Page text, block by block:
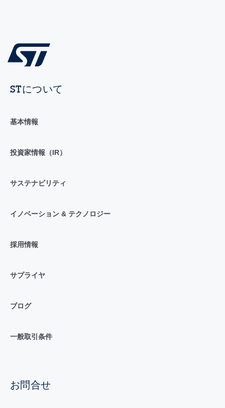
STについて
基本情報
投資家情報（IR）
サステナビリティ
イノベーション & テクノロジー
採用情報
サプライヤ
ブログ
一般取引条件
お問合せ